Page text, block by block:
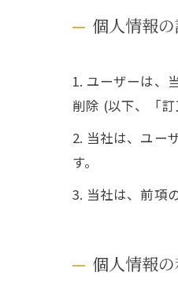
個人情報
1. ユーザーは、
削除 (以下、「
2. 当社は、ユー
す。
3. 当社は、前項
個人情報